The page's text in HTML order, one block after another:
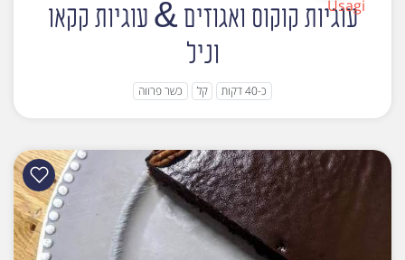
עוגיות קוקוס ואגוזים & עוגיות קקאו
וניל
כ-40 דקות קל כשר פרווה